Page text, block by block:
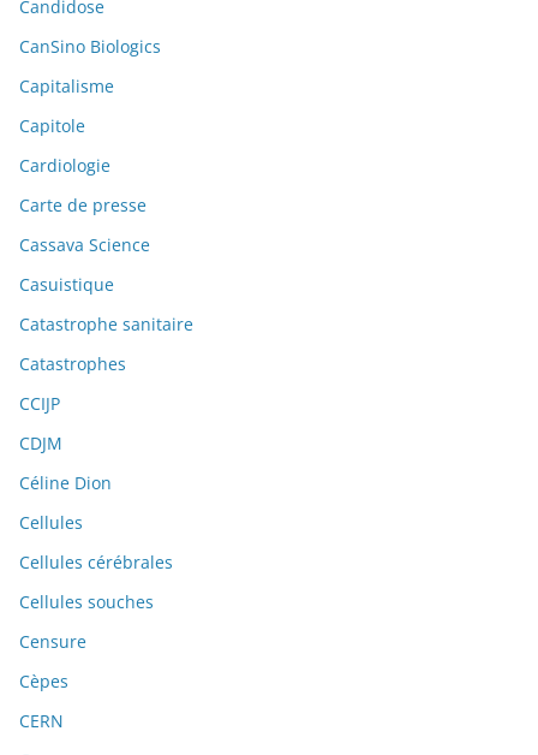
Candidose
CanSino Biologics
Capitalisme
Capitole
Cardiologie
Carte de presse
Cassava Science
Casuistique
Catastrophe sanitaire
Catastrophes
CCIJP
CDJM
Céline Dion
Cellules
Cellules cérébrales
Cellules souches
Censure
Cèpes
CERN